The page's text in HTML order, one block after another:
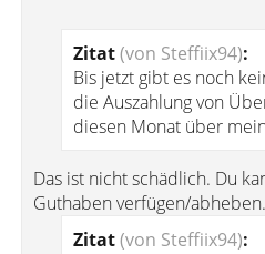
Zitat(von Steffiix94):
Bis jetzt gibt es noch
die Auszahlung von
diesen Monat über
Das ist nicht schädlich. Du
Guthaben verfügen/abheben.
Zitat(von Steffiix94):